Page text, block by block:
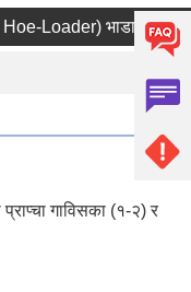
Loader) भाडामा लिने
गाविसका (१-२) र